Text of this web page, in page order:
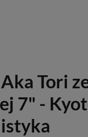
Tori
7" -